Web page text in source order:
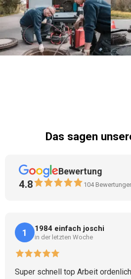
Das sagen
Bewertung
4.8 104
1 1984 einfach joschi
in der letzten Woche
Super schnell top Arbeit